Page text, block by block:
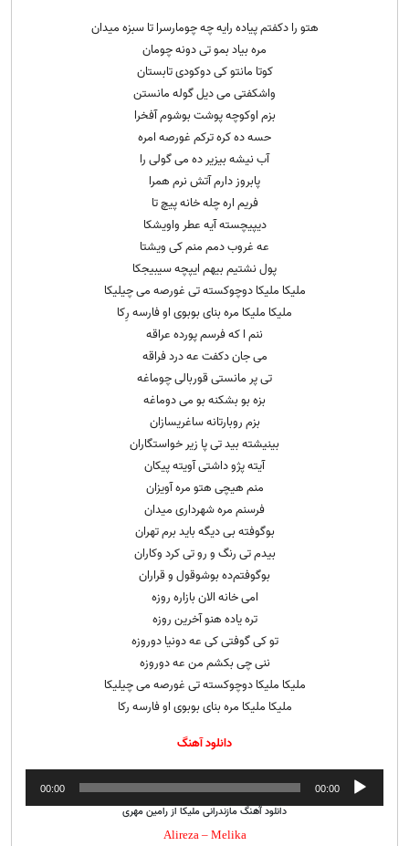
هتو را دکفتم پیاده رایه چه چومارسرا تا سبزه میدان
مره بیاد بمو تی دونه چومان
کوتا مانتو کی دوکودی تابستان
واشکفتی می دیل گوله مانستن
بزم اوکوچه پوشت بوشوم آفخرا
حسه ده کره ترکم غورصه امره
آب نیشه بیزیر ده می گولی را
پابروز دارم آتش نرم همرا
فریم اره چله خانه پیچ تا
دیپیچسته آیه عطر واویشکا
عه غروب دمم منم کی ویشتا
پول نشتیم بیهم ایپچه سیبیجکا
ملیکا ملیکا دوچوکسته تی غورصه می چیلیکا
ملیکا ملیکا مره بنای بوبوی او فارسه رِکا
ننم ا که فرسم پورده عراقه
می جان دکفت عه درد فراقه
تی پر مانستی قوربالی چوماغه
بزه بو بشکنه بو می دوماغه
بزم روبارتانه ساغریسازان
بینیشته بید تی پا زیر خواستگاران
آیته پژو داشتی آویته پیکان
منم هیچی هتو مره آویزان
فرسنم مره شهرداری میدان
بوگوفته بی دیگه باید برم تهران
بیدم تی رنگ و رو تی کرد و‌کاران
بوگوفتم‌ده بوشو‌قول و قراران
امی خانه الان بازاره روزه
تره یاده هنو آخرین روزه
تو کی گوفتی کی عه دونیا دوروزه
ننی چی بکشم من عه دوروزه
ملیکا ملیکا دوچوکسته تی غورصه می چیلیکا
ملیکا ملیکا مره بنای بوبوی او فارسه رکا
دانلود آهنگ
پخش‌کننده
صوت
00:00
00:00
دانلود آهنگ مازندرانی ملیکا از رامین مهری
Alireza – Melika